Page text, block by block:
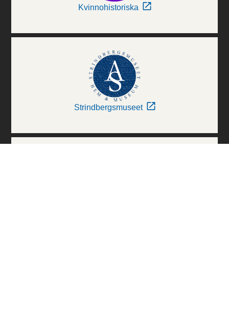
Kvinnohistoriska
Strindbergsmuseet